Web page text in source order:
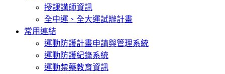
授課講師資訊
全中運、全大運試辦計畫
常用連結
運動防護計畫申請與管理系統
運動防護紀錄系統
運動禁藥教育資訊